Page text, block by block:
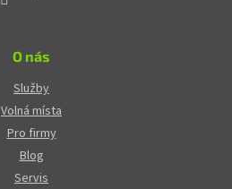
O nás
Služby
Volná místa
Pro firmy
Blog
Servis